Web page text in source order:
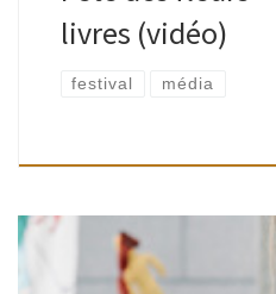
livres (vidéo)
festival média